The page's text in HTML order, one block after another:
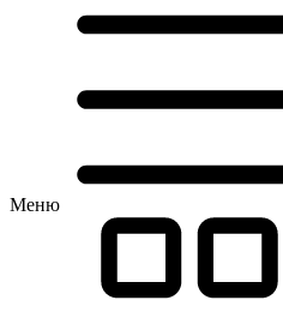
Меню